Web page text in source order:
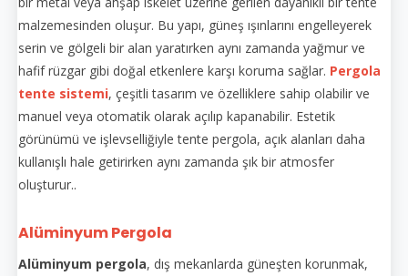
malzemesinden oluşur. Bu yapı, güneş ışınlarını engelleyerek
serin ve gölgeli bir alan yaratırken aynı zamanda yağmur ve
hafif rüzgar gibi doğal etkenlere karşı koruma sağlar. Pergola
tente sistemi, çeşitli tasarım ve özelliklere sahip olabilir ve
manuel veya otomatik olarak açılıp kapanabilir. Estetik
görünümü ve işlevselliğiyle tente pergola, açık alanları daha
kullanışlı hale getirirken aynı zamanda şık bir atmosfer
oluşturur..
Alüminyum Pergola
Alüminyum pergola, dış mekanlarda güneşten korunmak,